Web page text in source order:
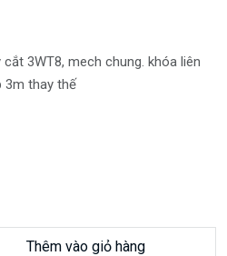
3WT8, mech chung. khóa liên
3m thay thế
Thêm vào giỏ hàng